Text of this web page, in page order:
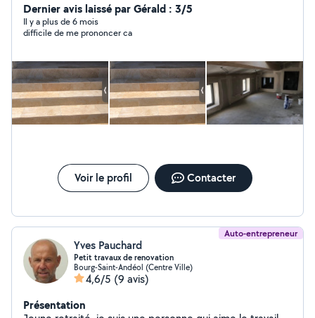
plus de 23 ans je travaille entant que peintre carreleur
plaquiste je suis spécialisé dans le ciré, travail précis et
propre. N'hésitez pas à venir vers moi je pratique des
Dernier avis laissé par Gérald : 3/5
Il y a plus de 6 mois
difficile de me prononcer ca
Voir le profil Contacter
Auto-entrepreneur
Yves Pauchard
Petit travaux de renovation
Bourg-Saint-Andéol (Centre Ville)
4,6/5 (9 avis)
Présentation